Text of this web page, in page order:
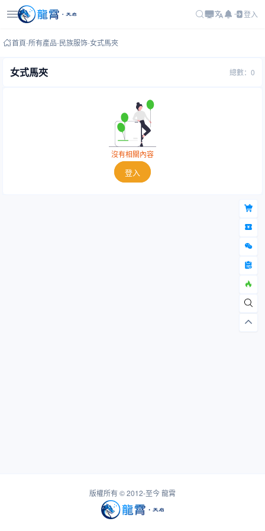
登入
首頁-所有產品-民族服饰-女式馬夾
女式馬夾 總數：0
沒有相關內容
登入
版權所有 © 2012-至今龍霄